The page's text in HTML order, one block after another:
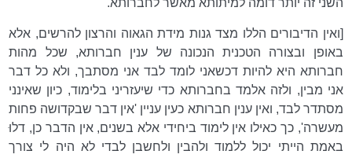
השני זה יותר דומה למיתותא מאשר לחברותא.
[ואין הדיבורים הללו מצד גנות מידת הגאוה והרצון להרשים, אלא
באופן ובצורה הטכנית הנכונה של ענין חברותא, שכל מהות
חברותא היא להיות דכשאני לומד לבד אני מסתבך, ולא כל דבר
אני מבין, ולזה אלמד בחברותא כדי שיעזריני בלימוד, כיון שאינני
מסתדר לבד, ואין ענין חברותא כעין עניין 'אין דבר שבקדושה פחות
מעשרה', כך כאילו אין לימוד ביחידי אלא בשנים, אין הדבר כן, דלוּ
באמת הייתי יכול ללמוד ולהבין ולחשבן לבדי לא היה לי צורך